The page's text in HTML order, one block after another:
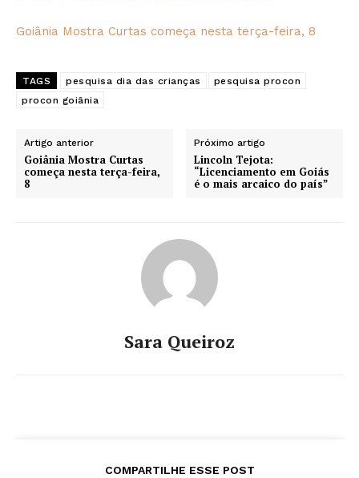
Goiânia Mostra Curtas começa nesta terça-feira, 8
TAGS pesquisa dia das crianças
pesquisa procon
procon goiânia
Artigo anterior
Goiânia Mostra Curtas
começa nesta terça-feira,
8
Próximo artigo
Lincoln Tejota:
“Licenciamento em Goiás
é o mais arcaico do país”
Sara Queiroz
COMPARTILHE ESSE POST